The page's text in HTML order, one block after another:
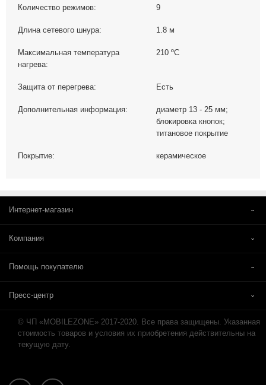
Количество режимов: 9
Длина сетевого шнура: 1.8 м
Максимальная температура
нагрева:
210 ºС
Защита от перегрева: Есть
Дополнительная информация:
диаметр 13 - 25 мм;
блокировка кнопок;
титановое покрытие
Покрытие: керамическое
Интернет-магазин
Компания
Помощь покупателю
Пресс-центр
© ЧП «MOBILEZONE» 2017-2020. Все права защищены. Указанная
стоимость товаров и условия их приобретения действительны на
текущую дату.